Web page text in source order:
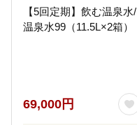
【5回定期】飲む温泉水/
温泉水99（11.5L×2箱）
69,000円